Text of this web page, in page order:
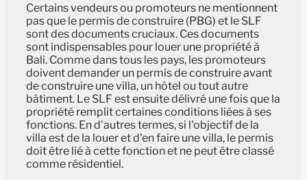
Certains vendeurs ou promoteurs ne mentionnent
pas que le permis de construire (PBG) et le SLF
sont des documents cruciaux. Ces documents
sont indispensables pour louer une propriété à
Bali. Comme dans tous les pays, les promoteurs
doivent demander un permis de construire avant
de construire une villa, un hôtel ou tout autre
bâtiment. Le SLF est ensuite délivré une fois que la
propriété remplit certaines conditions liées à ses
fonctions. En d'autres termes, si l'objectif de la
villa est de la louer et d'en faire une villa, le permis
doit être lié à cette fonction et ne peut être classé
comme résidentiel.